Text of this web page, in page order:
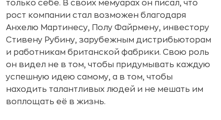
только себе. В своих мемуарах он писал, что
рост компании стал возможен благодаря
Анхелю Мартинесу, Полу Файрмену, инвестору
Стивену Рубину, зарубежным дистрибьюторам
и работникам британской фабрики. Свою роль
он видел не в том, чтобы придумывать каждую
успешную идею самому, а в том, чтобы
находить талантливых людей и не мешать им
воплощать её в жизнь.